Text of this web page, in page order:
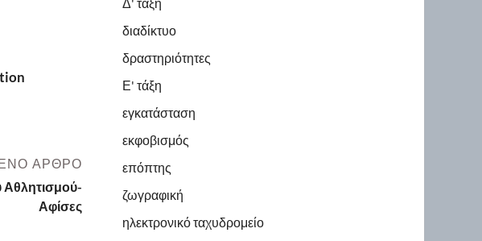
ΆΡΘΡΟ
Αθλητισμού-
Αφίσες
Δ' τάξη
διαδίκτυο
δραστηριότητες
Ε' τάξη
εγκατάσταση
εκφοβισμός
επόπτης
ζωγραφική
ηλεκτρονικό ταχυδρομείο